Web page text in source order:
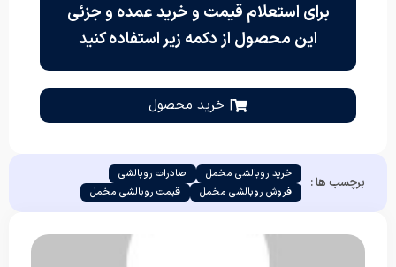
برای استعلام قیمت و خرید عمده و جزئی
این محصول از دکمه زیر استفاده کنید
| خرید محصول
برچسب ها : خرید روبالشی مخمل
صادرات روبالشی
فروش روبالشی مخمل
قیمت روبالشی مخمل